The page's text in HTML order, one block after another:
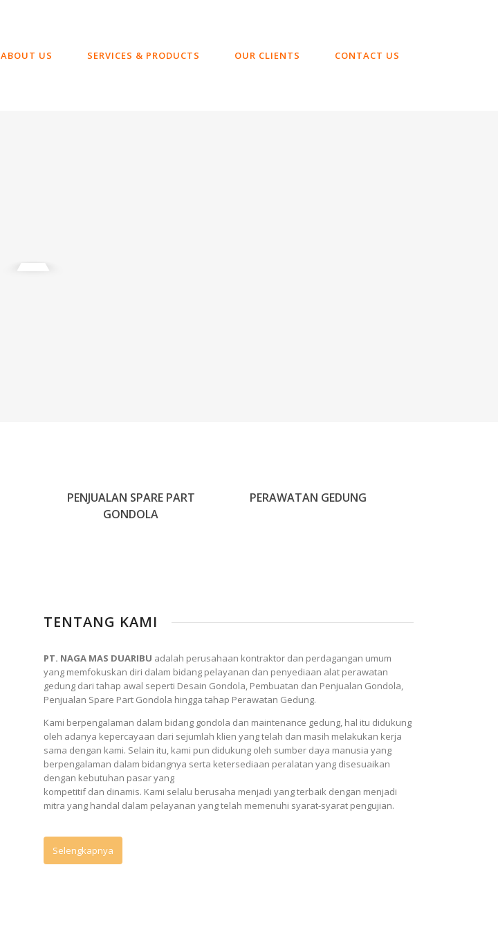
ABOUT US SERVICES & PRODUCTS OUR CLIENTS CONTACT US
PENJUALAN SPARE PART
GONDOLA
PERAWATAN GEDUNG
TENTANG KAMI
PT. NAGA MAS DUARIBU adalah perusahaan kontraktor dan perdagangan umum
yang memfokuskan diri dalam bidang pelayanan dan penyediaan alat perawatan
gedung dari tahap awal seperti Desain Gondola, Pembuatan dan Penjualan Gondola,
Penjualan Spare Part Gondola hingga tahap Perawatan Gedung.
Kami berpengalaman dalam bidang gondola dan maintenance gedung, hal itu didukung
oleh adanya kepercayaan dari sejumlah klien yang telah dan masih melakukan kerja
sama dengan kami. Selain itu, kami pun didukung oleh sumber daya manusia yang
berpengalaman dalam bidangnya serta ketersediaan peralatan yang disesuaikan
dengan kebutuhan pasar yang
kompetitif dan dinamis. Kami selalu berusaha menjadi yang terbaik dengan menjadi
mitra yang handal dalam pelayanan yang telah memenuhi syarat-syarat pengujian.
Selengkapnya